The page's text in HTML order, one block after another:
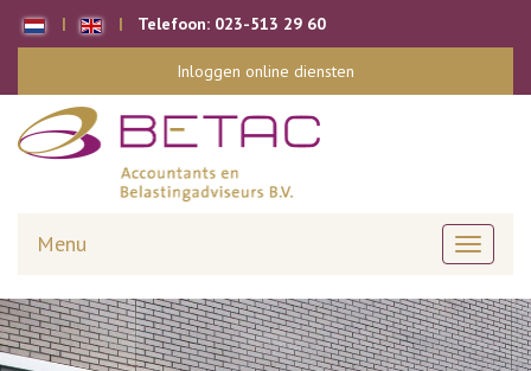
Telefoon: 023-513 29 60
Inloggen online diensten
Toggle
Menu